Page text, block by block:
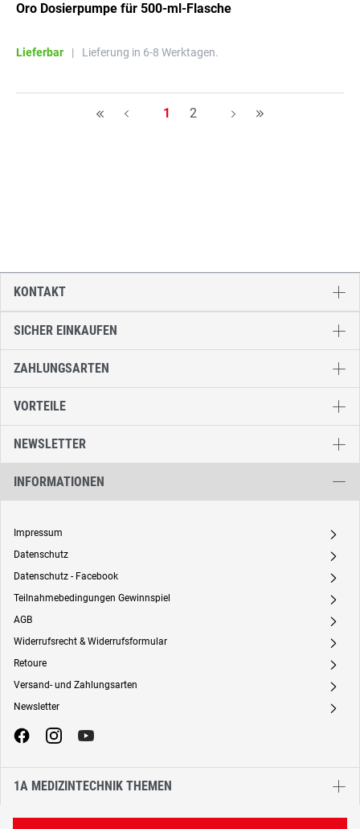
Oro Dosierpumpe für 500-ml-Flasche
Lieferbar | Lieferung in 6-8 Werktagen.
H A Seite
1 Seite
2 A H
SICHER EINKAUFEN
ZAHLUNGSARTEN
VORTEILE
NEWSLETTER
INFORMATIONEN
Impressum A
Datenschutz A
Datenschutz - Facebook A
Teilnahmebedingungen Gewinnspiel A
AGB A
Widerrufsrecht & Widerrufsformular A
Retoure A
Versand- und Zahlungsarten A
Newsletter A
1A MEDIZINTECHNIK THEMEN
KONTAKT